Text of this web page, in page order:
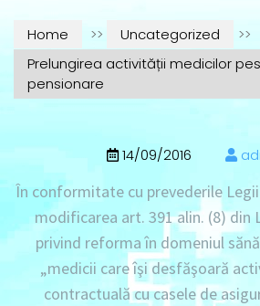
Home >> Uncategorized
>>
Prelungirea activității medicilor
pensionare
14/09/2016
În conformitate cu prevederile
modificarea art. 391 alin. (8) din
privind reforma în domeniul
„medicii care îşi desfăşoară
contractuală cu casele de